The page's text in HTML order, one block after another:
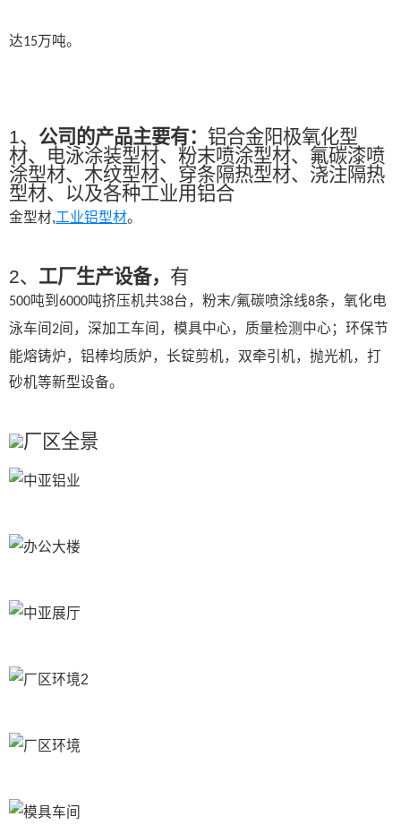
达15万吨。
1、 公司的产品主要有： 铝合金阳极氧化型
材、电泳涂装型材、粉末喷涂型材、氟碳漆喷
涂型材、木纹型材、穿条隔热型材、浇注隔热
型材、以及各种工业用铝合
金型材,工业铝型材。
2、 工厂生产设备， 有
500吨到 6000吨挤压机共38台，粉末/氟碳喷涂线8条，氧化电
泳车间2间，深加工车间，模具中心，质量检测中心；环保节
能熔铸炉，铝棒均质炉，长锭剪机，双牵引机，抛光机，打
砂机等新型设备。